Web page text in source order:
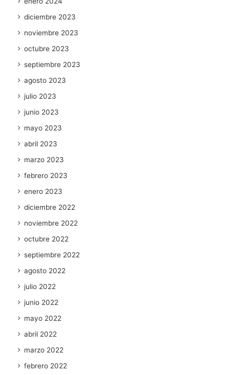
diciembre 2023
noviembre 2023
octubre 2023
septiembre 2023
agosto 2023
julio 2023
junio 2023
mayo 2023
abril 2023
marzo 2023
febrero 2023
enero 2023
diciembre 2022
noviembre 2022
octubre 2022
septiembre 2022
agosto 2022
julio 2022
junio 2022
mayo 2022
abril 2022
marzo 2022
febrero 2022